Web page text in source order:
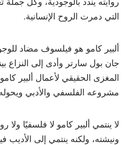
روايته يندد بالوجودية، وكل
التي دمرت الروح الإنسانية.
ألبير كامو هو فيلسوف مضاد
جان بول سارتر وأدى إلى النزاع
المغزى الحقيقي لأعمال ألبير
مشروعه الفلسفي والأدبي
لا ينتمي ألبير كامو لا فلسفيًا ولا
ونيشته، ولكنه ينتمي إلى الأديب